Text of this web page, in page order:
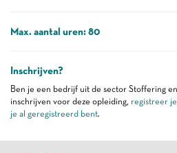
Max. aantal uren: 80
Inschrijven?
Ben je een bedrijf uit de sector Stoffering
inschrijven voor deze opleiding, registreer
je al geregistreerd bent.